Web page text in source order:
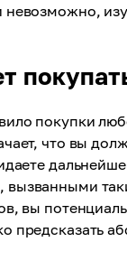
невозможно,
покупки
что вы
вы
предсказать